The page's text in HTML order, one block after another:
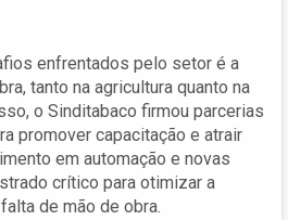
enfrentados pelo setor é a
tanto na agricultura quanto na
o Sinditabaco firmou parcerias
promover capacitação e atrair
em automação e novas
crítico para otimizar a
de mão de obra.